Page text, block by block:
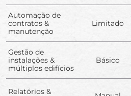
Automação de
contratos &
manutenção
Limitado
Gestão de
instalações &
múltiplos edifícios
Básico
Relatórios &